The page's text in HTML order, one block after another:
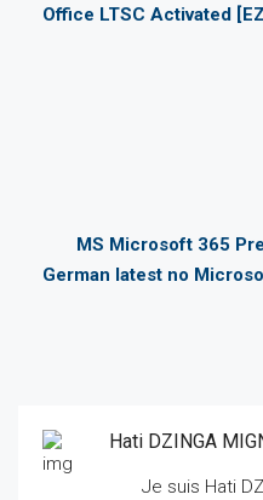
Office LTSC Activated
MS Microsoft 365
German latest no
Hati DZINGA
Je suis Hati